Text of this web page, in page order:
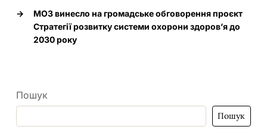
→
МОЗ винесло на громадське обговорення проєкт
Стратегії розвитку системи охорони здоров’я до
2030 року
Пошук
Пошук